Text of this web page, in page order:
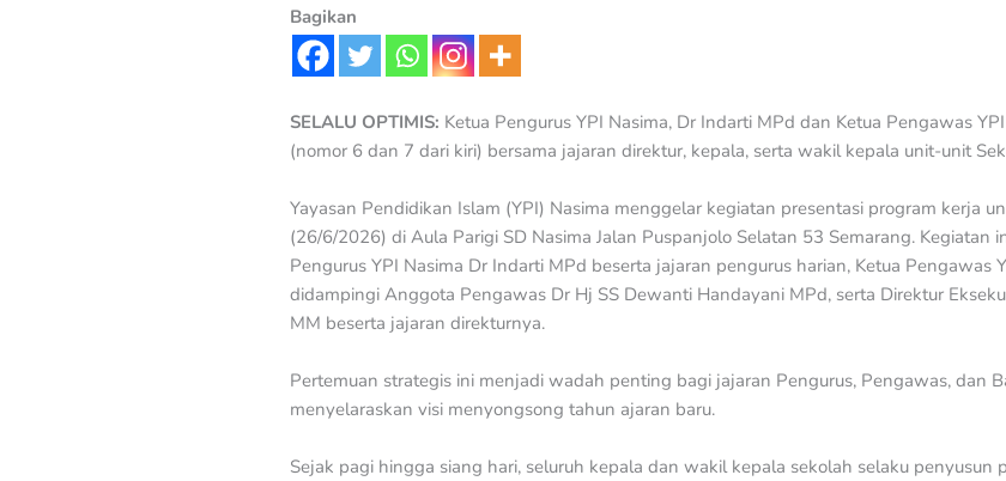
Bagikan
SELALU OPTIMIS: Ketua Pengurus YPI Nasima, Dr Indarti MPd dan Ketua Pengawas
(nomor 6 dan 7 dari kiri) bersama jajaran direktur, kepala, serta wakil kepala unit-unit
Yayasan Pendidikan Islam (YPI) Nasima menggelar kegiatan presentasi program kerja
(26/6/2026) di Aula Parigi SD Nasima Jalan Puspanjolo Selatan 53 Semarang. Kegiatan
Pengurus YPI Nasima Dr Indarti MPd beserta jajaran pengurus harian, Ketua Pengawas
didampingi Anggota Pengawas Dr Hj SS Dewanti Handayani MPd, serta Direktur
MM beserta jajaran direkturnya.
Pertemuan strategis ini menjadi wadah penting bagi jajaran Pengurus, Pengawas, dan
menyelaraskan visi menyongsong tahun ajaran baru.
Sejak pagi hingga siang hari, seluruh kepala dan wakil kepala sekolah selaku penyusun